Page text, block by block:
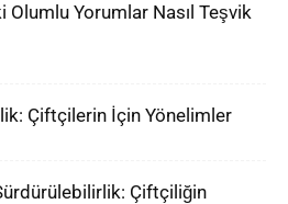
Olumlu Yorumlar Nasıl Teşvik
Çiftçilerin İçin Yönelimler
Çiftçiliğin